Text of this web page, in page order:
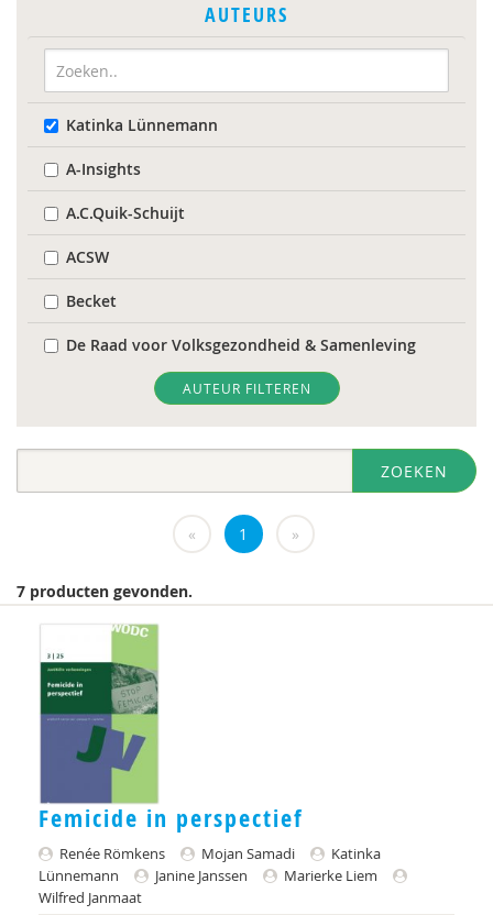
AUTEURS
Katinka Lünnemann
A-Insights
A.C.Quik-Schuijt
ACSW
Becket
De Raad voor Volksgezondheid & Samenleving
diversen
Evelyne Offerman
Inspectie van het Onderwijs
Judith Conijn
KBA Nijmegen
Landelijk Kenniscentrum LVB
M.D
AUTEUR FILTEREN
ZOEKEN
« 1 »
7 producten gevonden.
Femicide in perspectief
Renée Römkens Mojan Samadi
Katinka
Lünnemann
Janine Janssen
Marierke Liem
Wilfred Janmaat